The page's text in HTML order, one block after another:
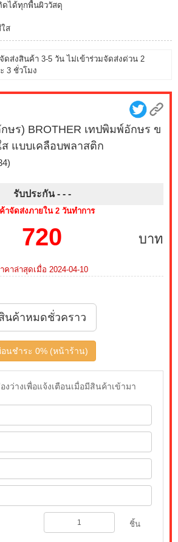
ดได้ทุกพื้นผิววัสดุ
ส
ดส่งสินค้า 3-5 วัน ไม่เข้าร่วมจัดส่งด่วน 2
3 ชั่วโมง
ษร) BROTHER เทปพิมพ์อักษร ข
แบบเคลือบพลาสติก
รับประกัน - - -
าจัดส่งภายใน 2 วันทำการ
บาท
720
คาล่าสุดเมื่อ 2024-04-10
นค้าหมดชั่วคราว
อนชำระ 0% (หน้าร้าน)
ว่างเพื่อแจ้งเตือนเมื่อมีสินค้าเข้ามา
ชิ้น